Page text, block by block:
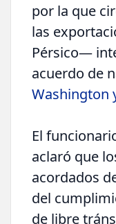
por la que
las
Pérsico—
acuerdo de
Washington
El
aclaró que
acordados
del
de libre